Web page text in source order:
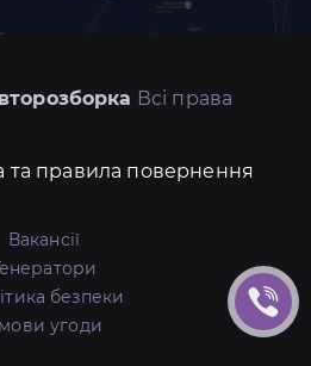
Всі права
та правила повернення
Вакансії
безпеки
угоди